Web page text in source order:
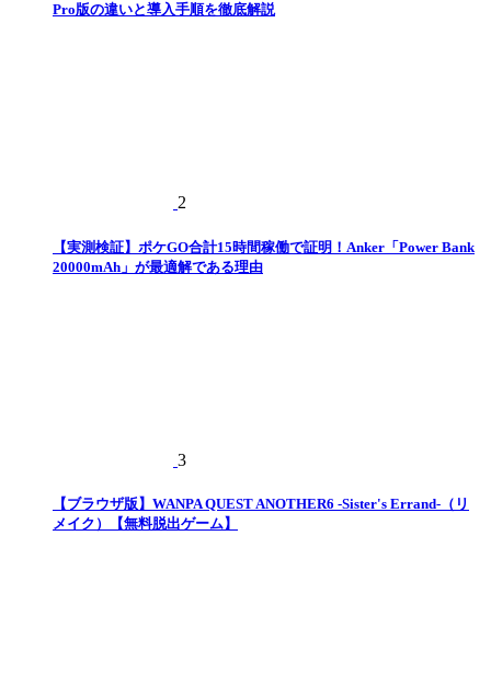
Pro版の違いと導入手順を徹底解説
2
【実測検証】ポケGO合計15時間稼働で証明！Anker「Power Bank
20000mAh」が最適解である理由
3
【ブラウザ版】WANPA QUEST ANOTHER6 -Sister's Errand-（リ
メイク）【無料脱出ゲーム】